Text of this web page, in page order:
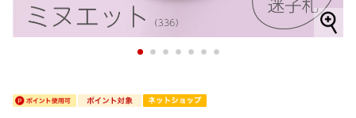
1 2 3 4 5 6 7